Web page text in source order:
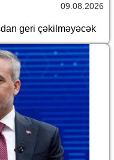
09.08.2026
geri çəkilməyəcək